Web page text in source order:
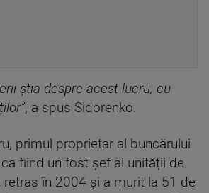
știa despre acest lucru, cu
, a spus Sidorenko.
primul proprietar al buncărului
fiind un fost șef al unității de
retras în 2004 și a murit la 51 de